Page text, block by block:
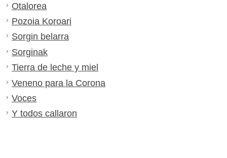
Otalorea
Pozoia Koroari
Sorgin belarra
Sorginak
Tierra de leche y miel
Veneno para la Corona
Voces
Y todos callaron